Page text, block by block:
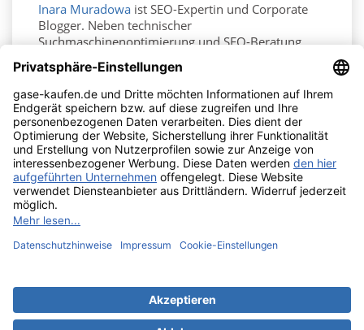
Inara Muradowa ist SEO-Expertin und Corporate
Blogger. Neben technischer
Suchmaschinenoptimierung und SEO-Beratung
steht sie Unternehmen mit Konzeption und
Verfassen von professionellen Blogposts tatkräftig
zur Seite.
UNTERNEHMEN
RECHTLICHES
IHR KONTO 